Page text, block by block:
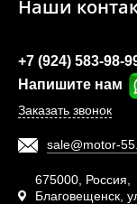
Наши
+7 (924) 583-98-
Напишите нам
Заказать звонок
sale@motor-
675000, Россия,
Благовещенск,